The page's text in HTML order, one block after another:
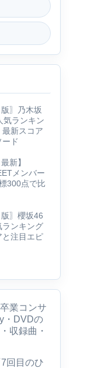
〗乃木坂
気ランキン
新スコア
ード
新】
メンバー
300点で比
〗櫻坂46
ランキング
と注目エピ
業コンサ
・DVDの
収録曲・
回目のひ